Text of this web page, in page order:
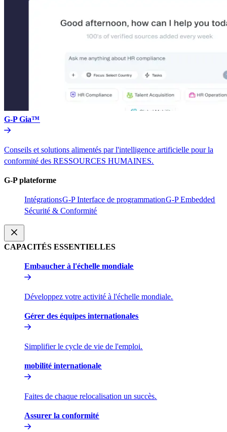
G-P Gia™​​
Conseils et solutions alimentés par l'intelligence artificielle pour la
conformité des RESSOURCES HUMAINES.​​
G-P plateforme​​
Intégrations​​G-P Interface de programmation​​G-P Embedded​​
Sécurité & Conformité​​
CAPACITÉS ESSENTIELLES​​
Embaucher à l'échelle mondiale​​
Développez votre activité à l'échelle mondiale.​​
Gérer des équipes internationales​​
Simplifier le cycle de vie de l'emploi.​​
mobilité internationale​​
Faites de chaque relocalisation un succès.​​
Assurer la conformité​​